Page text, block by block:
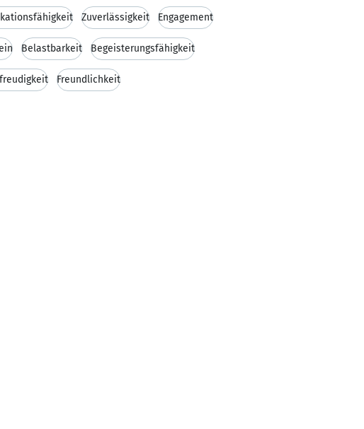
Zuverlässigkeit Engagement
Belastbarkeit Begeisterungsfähigkeit
Freundlichkeit